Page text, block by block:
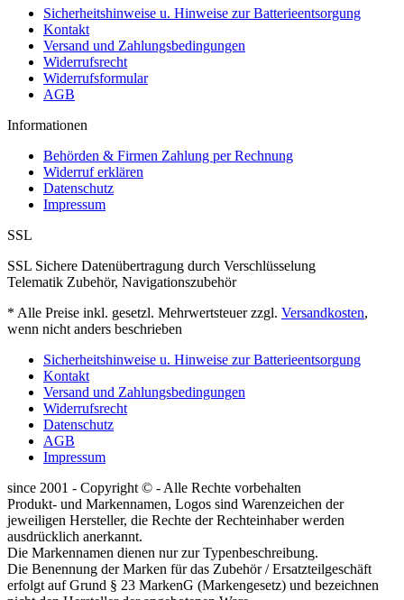
Sicherheitshinweise u. Hinweise zur Batterieentsorgung
Kontakt
Versand und Zahlungsbedingungen
Widerrufsrecht
Widerrufsformular
AGB
Informationen
Behörden & Firmen Zahlung per Rechnung
Widerruf erklären
Datenschutz
Impressum
SSL
SSL Sichere Datenübertragung durch Verschlüsselung
Telematik Zubehör, Navigationszubehör
* Alle Preise inkl. gesetzl. Mehrwertsteuer zzgl. Versandkosten,
wenn nicht anders beschrieben
Sicherheitshinweise u. Hinweise zur Batterieentsorgung
Kontakt
Versand und Zahlungsbedingungen
Widerrufsrecht
Datenschutz
AGB
Impressum
since 2001 - Copyright © - Alle Rechte vorbehalten
Produkt- und Markennamen, Logos sind Warenzeichen der
jeweiligen Hersteller, die Rechte der Rechteinhaber werden
ausdrücklich anerkannt.
Die Markennamen dienen nur zur Typenbeschreibung.
Die Benennung der Marken für das Zubehör / Ersatzteilgeschäft
erfolgt auf Grund § 23 MarkenG (Markengesetz) und bezeichnen